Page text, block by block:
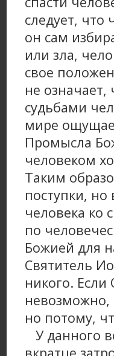
следует, что
он сам
или зла,
свое
не означает,
судьбами
мире
Промысла
человеком
Таким
поступки, но
человека ко
по
Божией для
Святитель
никого.
невозможно,
но потому,
У данного